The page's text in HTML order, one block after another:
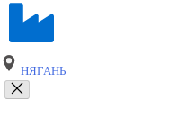
НЯГАНЬ